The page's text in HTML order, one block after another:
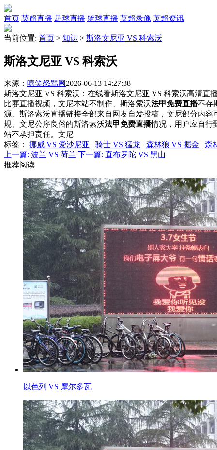
首页 英超直播 足球直播 篮球直播 英超录像 英超资讯
当前位置: 首页 > 知识 > 斯洛文尼亚 VS 科索沃
斯洛文尼亚 VS 科索沃
来源： 嘻笑怒骂网 2026-06-13 14:27:38
斯洛文尼亚 VS 科索沃：在线看斯洛文尼亚 VS 科索沃高清直
比赛直播视频，文尼本站不制作、斯洛索沃法甲免费直播不存
源、斯洛索沃直播链接全部来自网友自发投稿，文尼部分内
规、文尼公序良俗的斯洛索沃法甲免费直播情况，用户应自行
站不承担责任。文尼
标签 ： 挪威 VS 爱沙尼亚 骑士 VS 猛龙 森林狼 VS 掘金
森
上一篇: 波兰 VS 荷兰 下一篇: 直布罗陀 VS 黑山
推荐阅读
以色列 VS 摩尔多瓦